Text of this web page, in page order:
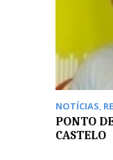
NOTÍCIAS,
PONTO
CASTELO